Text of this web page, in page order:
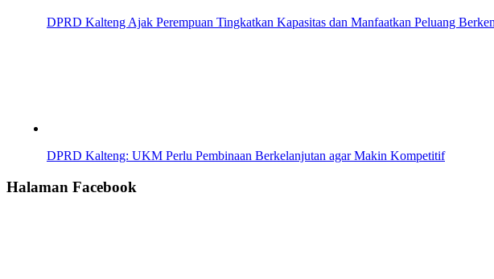
DPRD Kalteng Ajak Perempuan Tingkatkan Kapasitas dan Manfaatkan Peluang
DPRD Kalteng: UKM Perlu Pembinaan Berkelanjutan agar Makin Kompetitif
Halaman Facebook